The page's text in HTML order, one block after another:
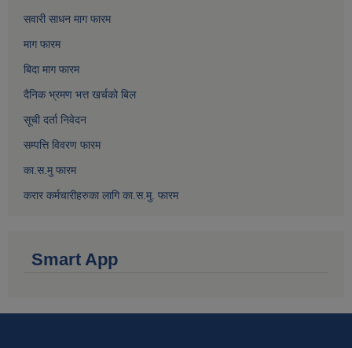
सवारी साधन माग फारम
माग फारम
बिदा माग फारम
दैनिक भ्रमण भत्त खर्चको बिल
सूची दर्ता निवेदन
सम्पत्ति विवरण फारम
का.स.मु फारम
करार कर्मचारीहरुका लागि का.स.मु. फारम
Smart App